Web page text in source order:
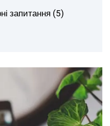
запитання (5)